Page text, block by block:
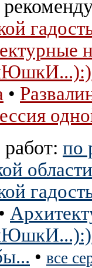
•
по
• все